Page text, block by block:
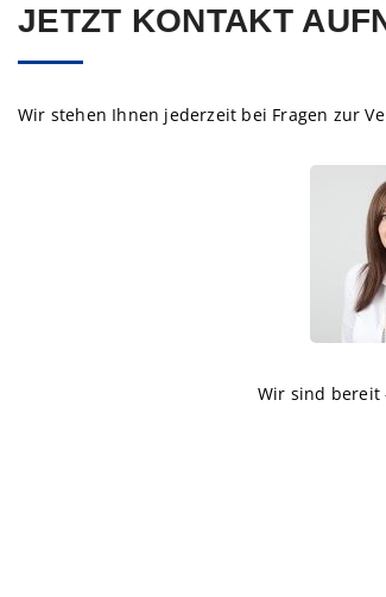
JETZT KONTAKT
Wir stehen Ihnen jederzeit bei Fragen zur
Wir sind bereit